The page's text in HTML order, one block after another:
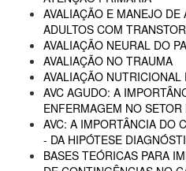
AVALIAÇÃO E MANEJO DE
ADULTOS COM
AVALIAÇÃO NEURAL DO
AVALIAÇÃO NO TRAUMA
AVALIAÇÃO
AVC AGUDO: A
ENFERMAGEM NO
AVC: A IMPORTÂNCIA DO
- DA HIPÓTESE
BASES TEÓRICAS PARA